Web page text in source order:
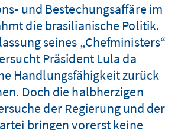
und Bestechungsaffäre im
die brasilianische Politik.
seines „Chefministers“
Präsident Lula da
Handlungsfähigkeit zurück
Doch die halbherzigen
der Regierung und der
bringen vorerst keine